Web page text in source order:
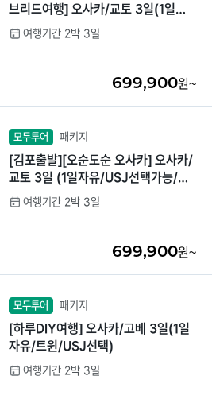
브리드여행] 오사카/교토 3일(1일자
유/트윈/USJ선택)
여행기간 2박 3일
699,900원~
모두투어 패키지
[김포출발][오순도순 오사카] 오사카/
교토 3일 (1일자유/USJ선택가능/간
식특전)
여행기간 2박 3일
699,900원~
모두투어 패키지
[하루DIY여행] 오사카/고베 3일(1일
자유/트윈/USJ선택)
여행기간 2박 3일